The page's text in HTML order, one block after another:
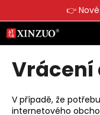
👉
Přejít
na
obsah
Vrácení
V případě, že
internetového
o
š Zpět
Zpět
C
o
p